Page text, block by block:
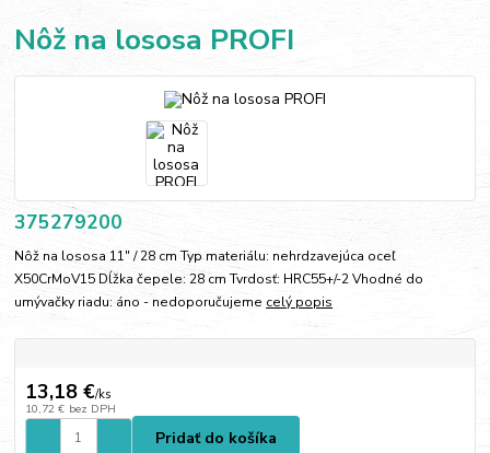
Nôž na lososa PROFI
375279200
Nôž na lososa 11" / 28 cm Typ materiálu: nehrdzavejúca oceľ
X50CrMoV15 Dĺžka čepele: 28 cm Tvrdosť: HRC55+/-2 Vhodné do
umývačky riadu: áno - nedoporučujeme celý popis
13,18 €/ks
10,72 € bez DPH
Pridať do košíka